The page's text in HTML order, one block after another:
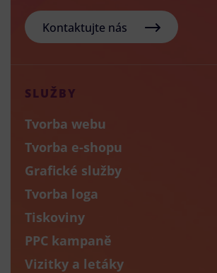
Kontaktujte nás
SLUŽBY
Tvorba webu
Tvorba e-shopu
Grafické služby
Tvorba loga
Tiskoviny
PPC kampaně
Vizitky a letáky